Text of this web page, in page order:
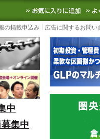
国内外の最新の物流ニュお
の掲載申込み 広告に関するお問い
中
集中